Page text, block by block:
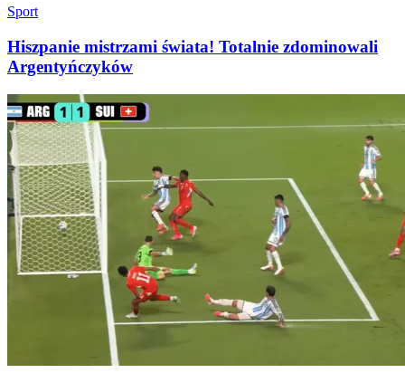
Sport
Hiszpanie mistrzami świata! Totalnie zdominowali
Argentyńczyków